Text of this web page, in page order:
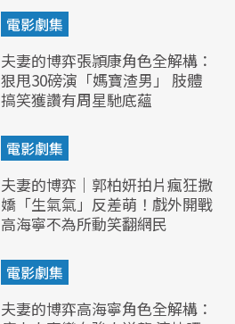
電影劇集
夫妻的博弈張頴康角色全解構：
狠甩30磅演「媽寶渣男」 肢體
搞笑獲讚有周星馳底蘊
電影劇集
夫妻的博弈｜郭柏妍拍片瘋狂撒
嬌「生氣氣」反差萌！戲外開戰
高海寧不為所動笑翻網民
電影劇集
夫妻的博弈高海寧角色全解構：